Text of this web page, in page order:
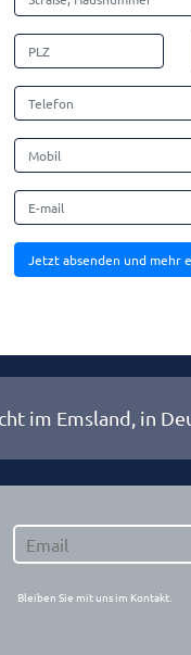
Jetzt absenden und mehr
im Emsland, in
Bleiben Sie mit uns im Kontakt.